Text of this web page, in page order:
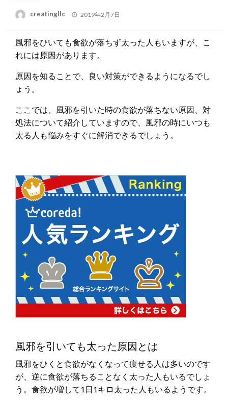
creatingllc
投
2019年2月7日
風邪をひいても食欲が落ちず太った人もいますが、こ
れには原因があります。
原因を知ることで、良い対策ができるようになるでし
ょう。
ここでは、風邪を引いた時の食欲が落ちない原因、対
処法について紹介していますので、風邪の時にいつも
太る人も悩みをすぐに解消できるでしょう。
風邪を引いても太った原因とは
風邪をひくと食欲がなくなって痩せる人は多いのです
が、逆に食欲が落ちることなく太った人もいるでしょ
う。食欲が増して1日1キロ太った人もいるようです。